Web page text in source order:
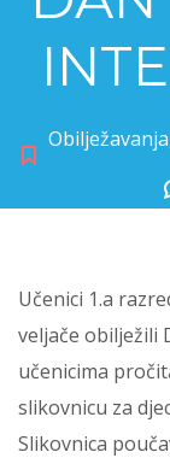
Obilježavanja
Učenici 1.a
veljače obilježili
učenicima
slikovnicu za
Slikovnica